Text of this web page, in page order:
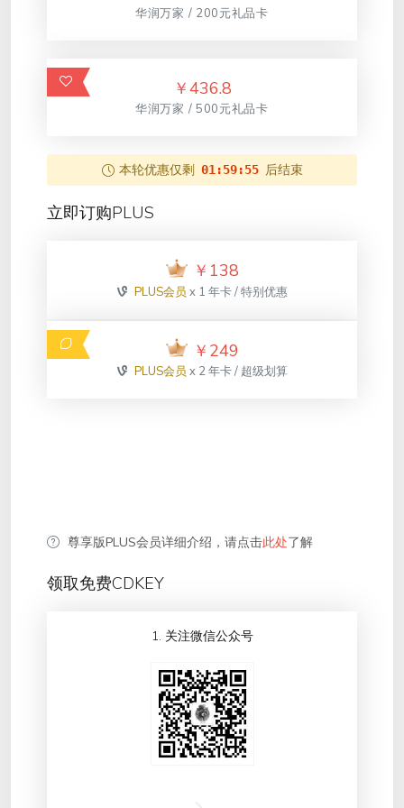
华润万家 / 200元礼品卡
￥436.8
华润万家 / 500元礼品卡
本轮优惠仅剩 01:59:55 后结束
立即订购PLUS
￥ 138
PLUS会员x 1 年卡 / 特别优惠
￥ 249
PLUS会员x 2 年卡 / 超级划算
尊享版PLUS会员详细介绍，请点击此处了解
领取免费CDKEY
1. 关注微信公众号